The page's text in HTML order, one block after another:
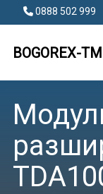
0888 502 999
BOGOREX-TM